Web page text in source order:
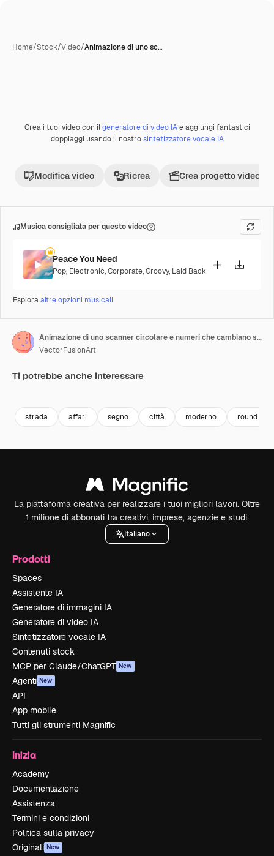
Home/Stock/Video/Animazione di uno sc…
PremiumCreata con IA
Crea i tuoi video con ilgeneratore di video IAe aggiungi fantastici
doppiaggi usando il nostrosintetizzatore vocale IA
Modifica video Ricrea Crea progetto video
Musica consigliata per questo video
Peace You Need
Pop, Electronic,Corporate,Groovy, Laid Back
Esploraaltre opzioni musicali
Animazione di uno scanner circolare e numeri che cambiano su una donna asiatica che parla al telefono per strada
VectorFusionArt
Ti potrebbe anche interessare
strada affari segno città moderno round
La piattaforma creativa per realizzare i tuoi migliori lavori. Oltre
1 milione di abbonati tra creativi, imprese, agenzie e studi.
Italiano
Prodotti
Spaces
Assistente IA
Generatore di immagini IA
Generatore di video IA
Sintetizzatore vocale IA
Contenuti stock
MCP per Claude/ChatGPT New
Agenti New
API
App mobile
Tutti gli strumenti Magnific
Inizia
Academy
Documentazione
Assistenza
Termini e condizioni
Politica sulla privacy
Originali New